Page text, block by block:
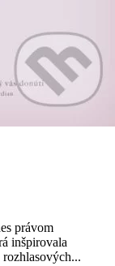
právom
inšpirovala